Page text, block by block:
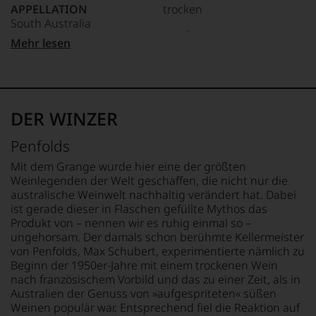
um
zu
unterstreichen,
auf
Niveau
unsere
Weinselektion
bewegt.
Das
aber
genügt
uns
nicht
mehr.
Wir
haben
festgestellt,
dass
manch
eine
an
der
Universität
von
durch
Vater
er
aber
vor
allen
Dingen
nach
1978
zunehmend
der
Weinwelt
zu.
Ein
zunehmend
zurückgezogen
hat.
und
Innovationsgeist
Weinjournalismus
und
Weinbewertung
revolutioniert.
Der
studierte
Rechtsanwalt
verstand
sich
als
Sprachrohr
des
Verbrauchers
APPELLATION
South Australia
REBSORTEN
TRINKTEMPERATUR
12,5 % Vol.
LAGERPOTENTIAL
2040
VERSCHLUSS
Drehverschluss
ALLERGENHINWEIS
enthält Sulfite
trocken
0 g
davon Zucker: 0 g
EIWEISS
0 g
SALZ
0 g
Mehr lesen
DER WINZER
Penfolds
Mit dem Grange wurde hier eine der größten
Weinlegenden der Welt geschaffen, die nicht nur die
australische Weinwelt nachhaltig verändert hat. Dabei
ist gerade dieser in Flaschen gefüllte Mythos das
Produkt von – nennen wir es ruhig einmal so –
ungehorsam. Der damals schon berühmte Kellermeister
von Penfolds, Max Schubert, experimentierte nämlich zu
Beginn der 1950er-Jahre mit einem trockenen Wein
nach französischem Vorbild und das zu einer Zeit, als in
Australien der Genuss von »aufgespriteten« süßen
Weinen populär war. Entsprechend fiel die Reaktion auf